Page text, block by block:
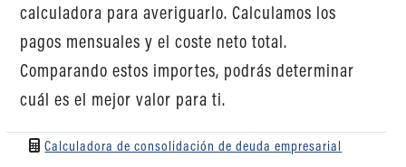
calculadora para averiguarlo. Calculamos los
pagos mensuales y el coste neto total.
Comparando estos importes, podrás determinar
cuál es el mejor valor para ti.
Calculadora de consolidación de deuda empresarial